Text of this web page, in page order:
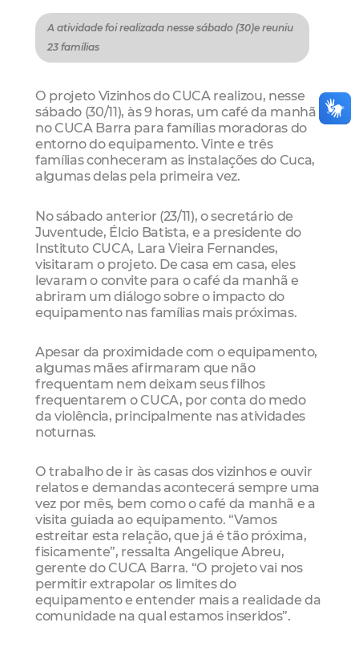
A atividade foi realizada nesse sábado (30)e reuniu
23 famílias
O projeto Vizinhos do CUCA realizou, nesse
sábado (30/11), às 9 horas, um café da manhã
no CUCA Barra para famílias moradoras do
entorno do equipamento. Vinte e três
famílias conheceram as instalações do Cuca,
algumas delas pela primeira vez.
No sábado anterior (23/11), o secretário de
Juventude, Élcio Batista, e a presidente do
Instituto CUCA, Lara Vieira Fernandes,
visitaram o projeto. De casa em casa, eles
levaram o convite para o café da manhã e
abriram um diálogo sobre o impacto do
equipamento nas famílias mais próximas.
Apesar da proximidade com o equipamento,
algumas mães afirmaram que não
frequentam nem deixam seus filhos
frequentarem o CUCA, por conta do medo
da violência, principalmente nas atividades
noturnas.
O trabalho de ir às casas dos vizinhos e ouvir
relatos e demandas acontecerá sempre uma
vez por mês, bem como o café da manhã e a
visita guiada ao equipamento. “Vamos
estreitar esta relação, que já é tão próxima,
fisicamente”, ressalta Angelique Abreu,
gerente do CUCA Barra. “O projeto vai nos
permitir extrapolar os limites do
equipamento e entender mais a realidade da
comunidade na qual estamos inseridos”.